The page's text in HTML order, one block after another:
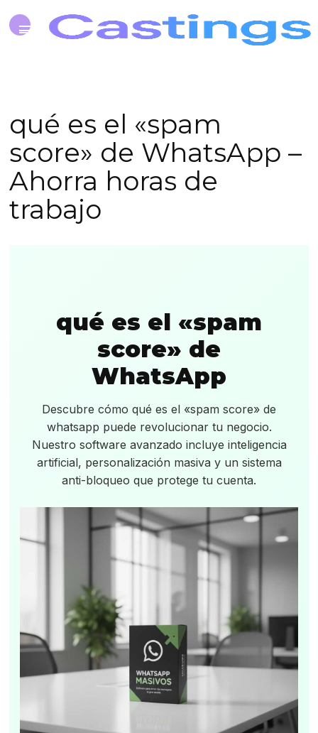
qué es el «spam
score» de WhatsApp –
Ahorra horas de
trabajo
qué es el «spam
score» de
WhatsApp
Descubre cómo qué es el «spam score» de
whatsapp puede revolucionar tu negocio.
Nuestro software avanzado incluye inteligencia
artificial, personalización masiva y un sistema
anti-bloqueo que protege tu cuenta.